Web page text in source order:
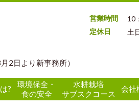
日より新事務所）
営業時間
10
定休日
土
?
環境保全・
食の安全
水耕栽培
サブスクコース
会社